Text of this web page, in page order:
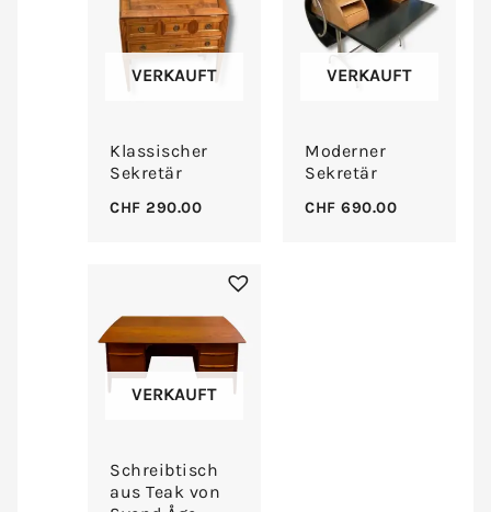
VERKAUFT
Klassischer
Sekretär
CHF 290.00
VERKAUFT
Moderner
Sekretär
CHF 690.00
VERKAUFT
Schreibtisch
aus Teak von